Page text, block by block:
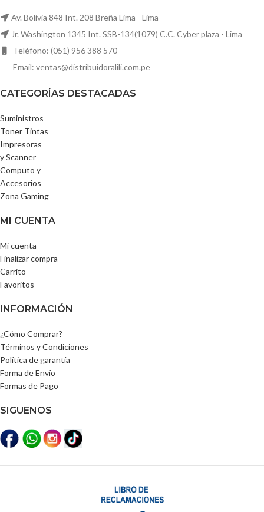
Av. Bolivia 848 Int. 208 Breña Lima - Lima
Jr. Washington 1345 Int. SSB-134(1079) C.C. Cyber plaza - Lima
Teléfono: (051) 956 388 570
Email: ventas@distribuidoralili.com.pe
CATEGORÍAS DESTACADAS
Suministros
Toner Tintas
Impresoras
y Scanner
Computo y
Accesorios
Zona Gaming
MI CUENTA
Mi cuenta
Finalizar compra
Carrito
Favoritos
INFORMACIÓN
¿Cómo Comprar?
Términos y Condiciones
Política de garantía
Forma de Envío
Formas de Pago
SIGUENOS